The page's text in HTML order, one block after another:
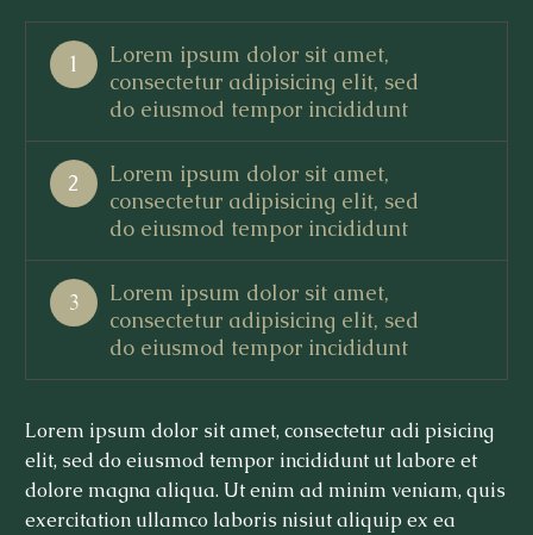
1
Lorem ipsum dolor sit amet,
consectetur adipisicing elit, sed
do eiusmod tempor incididunt
2
Lorem ipsum dolor sit amet,
consectetur adipisicing elit, sed
do eiusmod tempor incididunt
3
Lorem ipsum dolor sit amet,
consectetur adipisicing elit, sed
do eiusmod tempor incididunt
Lorem ipsum dolor sit amet, consectetur adi pisicing
elit, sed do eiusmod tempor incididunt ut labore et
dolore magna aliqua. Ut enim ad minim veniam, quis
exercitation ullamco laboris nisiut aliquip ex ea